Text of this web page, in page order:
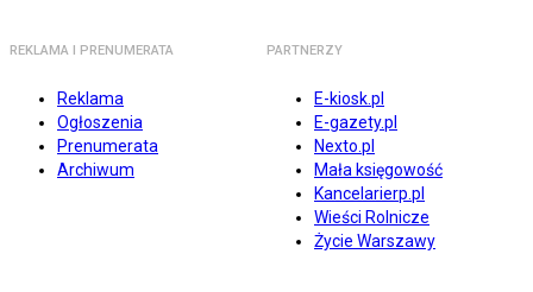
REKLAMA I PRENUMERATA
Reklama
Ogłoszenia
Prenumerata
Archiwum
PARTNERZY
E-kiosk.pl
E-gazety.pl
Nexto.pl
Mała księgowość
Kancelarierp.pl
Wieści Rolnicze
Życie Warszawy